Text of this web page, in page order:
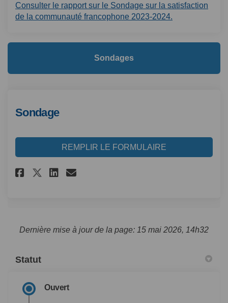
Consulter le rapport sur le Sondage sur la satisfaction
de la communauté francophone 2023-2024.
Sondages
Sondage
REMPLIR LE FORMULAIRE
Partager Sondage sur Facebook
Partager Sondage sur
Partager Sondage sur
Courriel Sondage lien
Dernière mise à jour de la page: 15 mai 2026, 14h32
Statut
Ouvert